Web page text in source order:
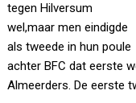
tegen Hilversum
wel,maar men eindigde
als tweede in hun poule
achter BFC dat eerste
Almeerders. De eerste